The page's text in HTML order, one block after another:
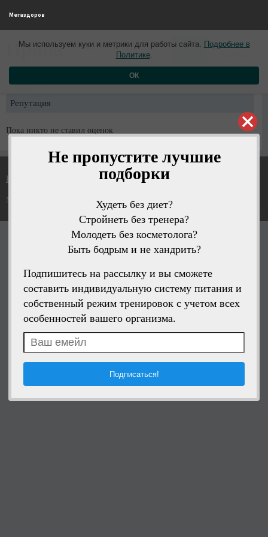
Не пропустите лучшие
подборки
Худеть без диет?
Стройнеть без тренера?
Молодеть без косметолога?
Быть бодрым и не хандрить?
Подпишитесь на рассылку и вы сможете
составить индивидуальную систему питания и
собственный режим тренировок с учетом всех
особенностей вашего организма.
Мегаздоров
Мы используем куки и метрики для работы сайта. Подробнее в
Политике.
ОК
Ирина3 месяца назад 0
0
Профиль
Репутация
Пока никто не ставил оценок
Политика конфиденциальности
Мегаздоров © 2026